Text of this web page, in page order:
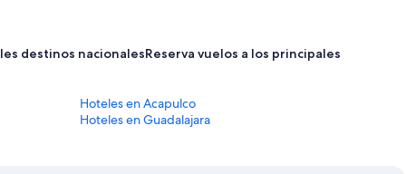
destinos nacionalesReserva vuelos a los principales destinos
Hoteles en Acapulco
Hoteles en Guadalajara